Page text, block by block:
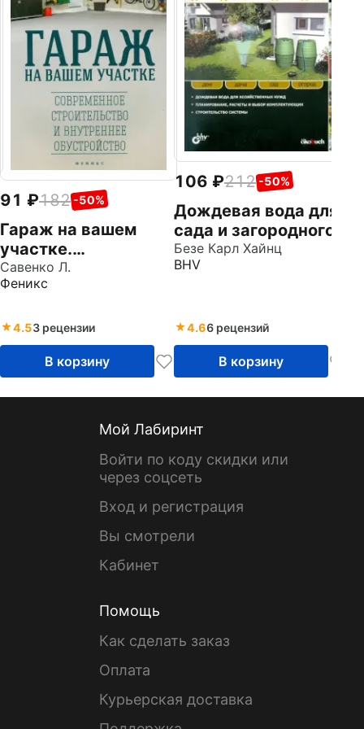
91 182 -50%
Гараж на вашем
участке.
Современное
строительство и
обустройство
Савенко Л.
Феникс
4.53 рецензии
В корзину
106 212 -50%
Дождевая вода для
сада и загородного
дома
Безе Карл Хайнц
BHV
4.66 рецензий
В корзину
Мой Лабиринт
Войти по коду скидки или
через соцсеть
Вход и регистрация
Вы смотрели
Кабинет
Помощь
Как сделать заказ
Оплата
Курьерская доставка